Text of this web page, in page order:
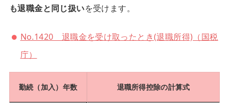
も退職金と同じ扱いを受けます。
No.1420 退職金を受け取ったとき(退職所得)（国税
庁）
勤続（加入）年数 退職所得控除の計算式